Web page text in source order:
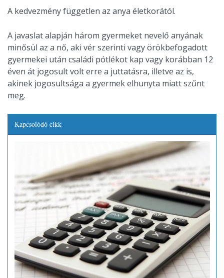
A kedvezmény független az anya életkorától.
A javaslat alapján három gyermeket nevelő anyának
minősül az a nő, aki vér szerinti vagy örökbefogadott
gyermekei után családi pótlékot kap vagy korábban 12
éven át jogosult volt erre a juttatásra, illetve az is,
akinek jogosultsága a gyermek elhunyta miatt szűnt
meg.
Kapcsolódó cikk